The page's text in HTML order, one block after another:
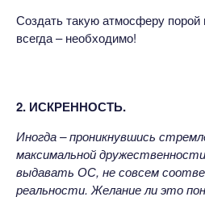
Создать такую атмосферу порой
всегда – необходимо!
2. ИСКРЕННОСТЬ.
Иногда – проникнувшись
максимальной дружественности
выдавать ОС, не совсем
реальности. Желание ли это